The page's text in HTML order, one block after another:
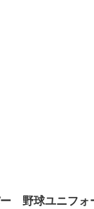
野球ユニフォ